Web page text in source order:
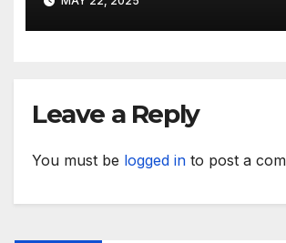
Leave a Reply
You must be logged in to post a